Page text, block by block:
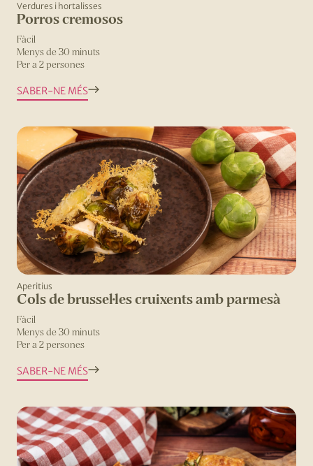
Verdures i hortalisses
Porros cremosos
Fàcil
Menys de 30 minuts
Per a 2 persones
SABER-NE MÉS
Aperitius
Cols de brussel·les cruixents amb parmesà
Fàcil
Menys de 30 minuts
Per a 2 persones
SABER-NE MÉS